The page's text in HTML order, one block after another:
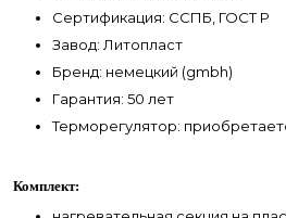
Сертификация: ССПБ, ГОСТ Р
Завод: Литопласт
Бренд: немецкий (gmbh)
Гарантия: 50 лет
Терморегулятор:
Комплект: